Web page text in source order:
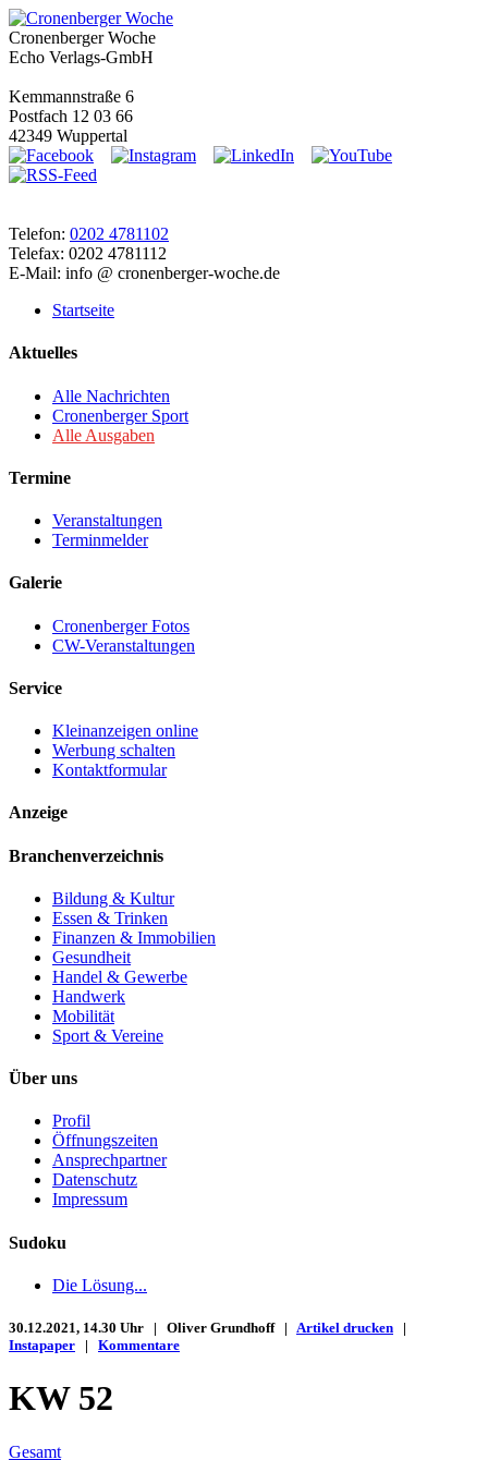
Cronenberger Woche
Echo Verlags-GmbH
Kemmannstraße 6
Postfach 12 03 66
42349 Wuppertal
Telefon: 0202 4781102
Telefax: 0202 4781112
E-Mail: info @ cronenberger-woche.de
Startseite
Aktuelles
Alle Nachrichten
Cronenberger Sport
Alle Ausgaben
Termine
Veranstaltungen
Terminmelder
Galerie
Cronenberger Fotos
CW-Veranstaltungen
Service
Kleinanzeigen online
Werbung schalten
Kontaktformular
Anzeige
Branchenverzeichnis
Bildung & Kultur
Essen & Trinken
Finanzen & Immobilien
Gesundheit
Handel & Gewerbe
Handwerk
Mobilität
Sport & Vereine
Über uns
Profil
Öffnungszeiten
Ansprechpartner
Datenschutz
Impressum
Sudoku
Die Lösung...
30.12.2021, 14.30 Uhr | Oliver Grundhoff | Artikel drucken |
Instapaper | Kommentare
KW 52
Gesamt